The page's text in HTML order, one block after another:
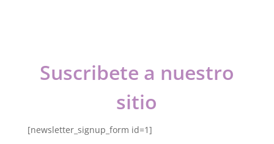
Suscribete a nuestro
sitio
[newsletter_signup_form id=1]